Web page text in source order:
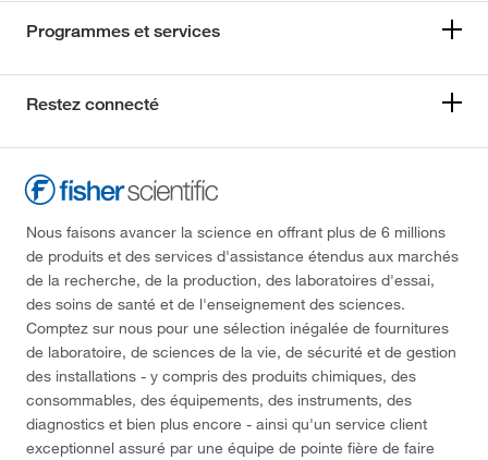
Programmes et services
Restez connecté
Nous faisons avancer la science en offrant plus de 6 millions
de produits et des services d'assistance étendus aux marchés
de la recherche, de la production, des laboratoires d'essai,
des soins de santé et de l'enseignement des sciences.
Comptez sur nous pour une sélection inégalée de fournitures
de laboratoire, de sciences de la vie, de sécurité et de gestion
des installations - y compris des produits chimiques, des
consommables, des équipements, des instruments, des
diagnostics et bien plus encore - ainsi qu'un service client
exceptionnel assuré par une équipe de pointe fière de faire